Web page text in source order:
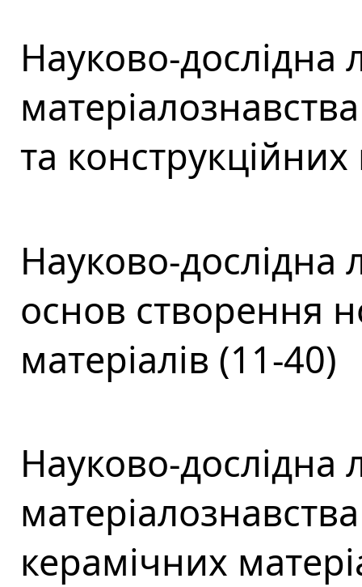
Науково-дослідна
та конструкційних
Науково-дослідна
основ створення
матеріалів (11-40)
Науково-дослідна
керамічних